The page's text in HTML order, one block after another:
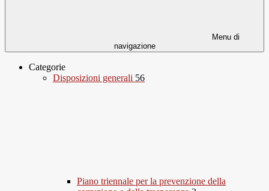
Menu di
navigazione
Categorie
Disposizioni generali 56
Piano triennale per la prevenzione della